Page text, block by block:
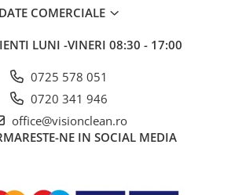
DATE COMERCIALE
LUNI -VINERI 08:30 - 17:00
0725 578 051
0720 341 946
office@visionclean.ro
NE IN SOCIAL MEDIA